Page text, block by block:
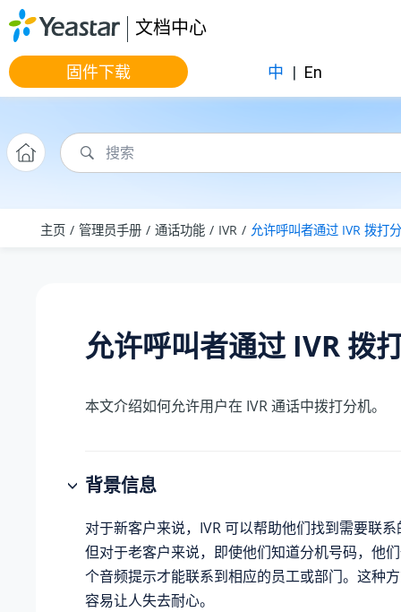
跳转到主要内容
文档中心
固件下载 中 | En
主页 管理员手册 通话功能 IVR 允许呼叫者通过 IVR 拨打
允许呼叫者通过 IVR 拨
本文介绍如何允许用户在 IVR 通话中拨打分机。
背景信息
对于新客户来说，IVR 可以帮助他们找到需要联
但对于老客户来说，即使他们知道分机号码，他
个音频提示才能联系到相应的员工或部门。这种
容易让人失去耐心。